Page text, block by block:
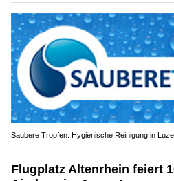
Saubere Tropfen: Hygienische Reinigung in
Flugplatz Altenrhein feiert